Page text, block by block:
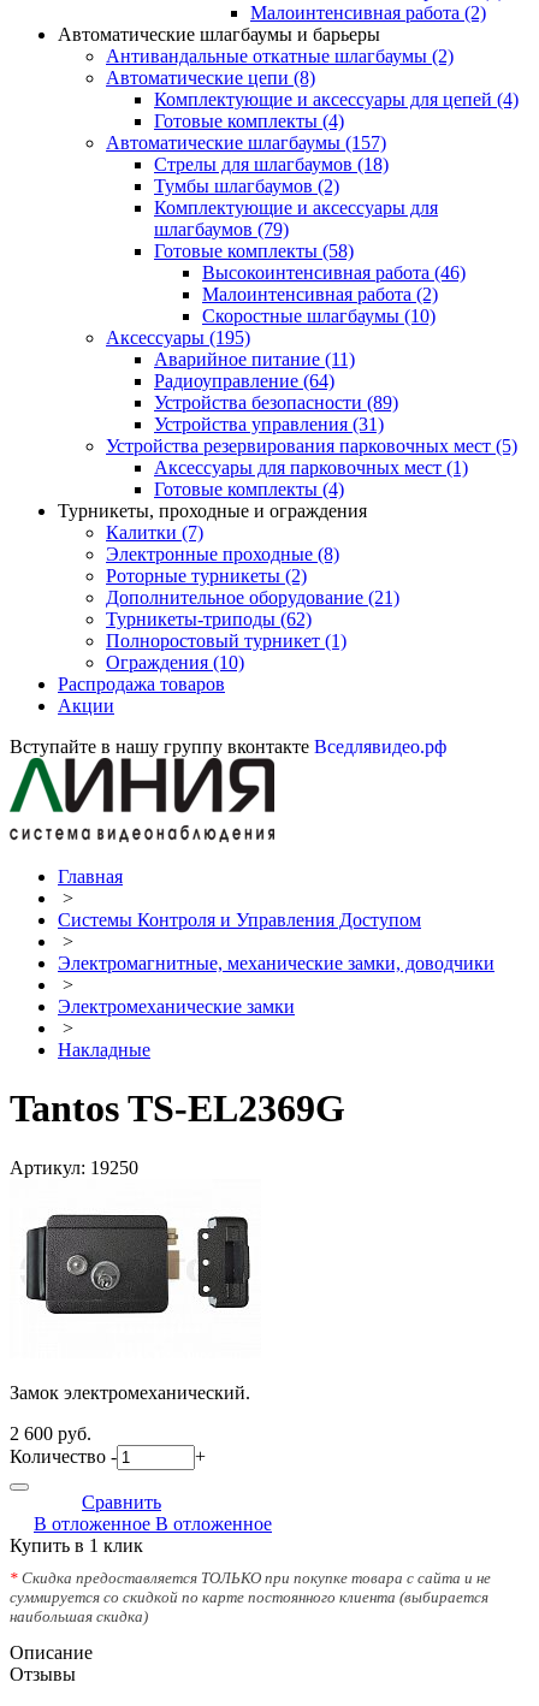
Малоинтенсивная работа (2)
Автоматические шлагбаумы и барьеры
Антивандальные откатные шлагбаумы (2)
Автоматические цепи (8)
Комплектующие и аксессуары для цепей (4)
Готовые комплекты (4)
Автоматические шлагбаумы (157)
Стрелы для шлагбаумов (18)
Тумбы шлагбаумов (2)
Комплектующие и аксессуары для
шлагбаумов (79)
Готовые комплекты (58)
Высокоинтенсивная работа (46)
Малоинтенсивная работа (2)
Скоростные шлагбаумы (10)
Аксессуары (195)
Аварийное питание (11)
Радиоуправление (64)
Устройства безопасности (89)
Устройства управления (31)
Устройства резервирования парковочных мест (5)
Аксессуары для парковочных мест (1)
Готовые комплекты (4)
Турникеты, проходные и ограждения
Калитки (7)
Электронные проходные (8)
Роторные турникеты (2)
Дополнительное оборудование (21)
Турникеты-триподы (62)
Полноростовый турникет (1)
Ограждения (10)
Распродажа товаров
Акции
Вступайте в нашу группу вконтакте Вседлявидео.рф
Главная
>
Системы Контроля и Управления Доступом
>
Электромагнитные, механические замки, доводчики
>
Электромеханические замки
>
Накладные
Tantos TS-EL2369G
Артикул: 19250
Замок электромеханический.
2 600 руб.
Количество - +
Сравнить
В отложенное В отложенное
Купить в 1 клик
* Скидка предоставляется ТОЛЬКО при покупке товара с сайта и не
суммируется со скидкой по карте постоянного клиента (выбирается
наибольшая скидка)
Описание
Отзывы